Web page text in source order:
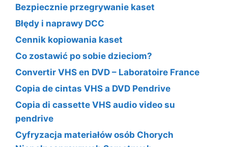
Bezpiecznie przegrywanie kaset
Błędy i naprawy DCC
Cennik kopiowania kaset
Co zostawić po sobie dzieciom?
Convertir VHS en DVD – Laboratoire France
Copia de cintas VHS a DVD Pendrive
Copia di cassette VHS audio video su
pendrive
Cyfryzacja materiałów osób Chorych